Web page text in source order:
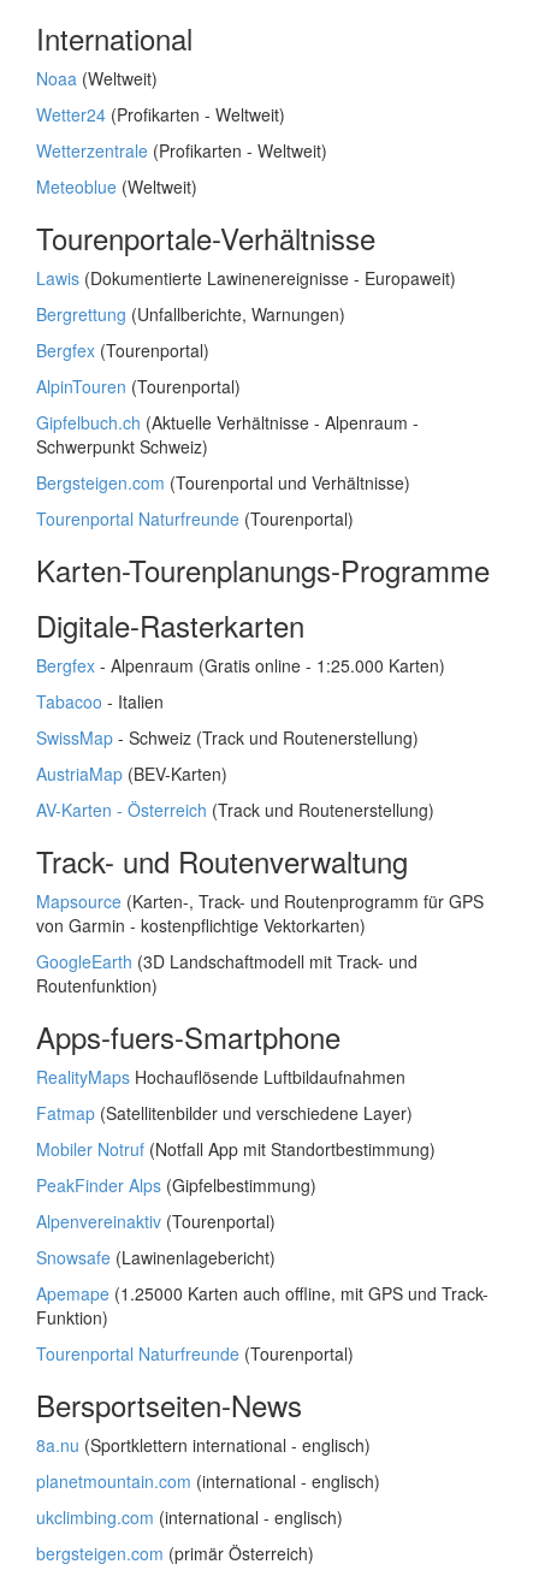
International
Noaa (Weltweit)
Wetter24 (Profikarten - Weltweit)
Wetterzentrale (Profikarten - Weltweit)
Meteoblue (Weltweit)
Tourenportale-Verhältnisse
Lawis (Dokumentierte Lawinenereignisse - Europaweit)
Bergrettung (Unfallberichte, Warnungen)
Bergfex (Tourenportal)
AlpinTouren (Tourenportal)
Gipfelbuch.ch (Aktuelle Verhältnisse - Alpenraum -
Schwerpunkt Schweiz)
Bergsteigen.com (Tourenportal und Verhältnisse)
Tourenportal Naturfreunde (Tourenportal)
Karten-Tourenplanungs-Programme
Digitale-Rasterkarten
Bergfex - Alpenraum (Gratis online - 1:25.000 Karten)
Tabacoo - Italien
SwissMap - Schweiz (Track und Routenerstellung)
AustriaMap (BEV-Karten)
AV-Karten - Österreich (Track und Routenerstellung)
Track- und Routenverwaltung
Mapsource (Karten-, Track- und Routenprogramm für GPS
von Garmin - kostenpflichtige Vektorkarten)
GoogleEarth (3D Landschaftmodell mit Track- und
Routenfunktion)
Apps-fuers-Smartphone
RealityMaps Hochauflösende Luftbildaufnahmen
Fatmap (Satellitenbilder und verschiedene Layer)
Mobiler Notruf (Notfall App mit Standortbestimmung)
PeakFinder Alps (Gipfelbestimmung)
Alpenvereinaktiv (Tourenportal)
Snowsafe (Lawinenlagebericht)
Apemape (1.25000 Karten auch offline, mit GPS und Track-
Funktion)
Tourenportal Naturfreunde (Tourenportal)
Bersportseiten-News
8a.nu (Sportklettern international - englisch)
planetmountain.com (international - englisch)
ukclimbing.com (international - englisch)
bergsteigen.com (primär Österreich)